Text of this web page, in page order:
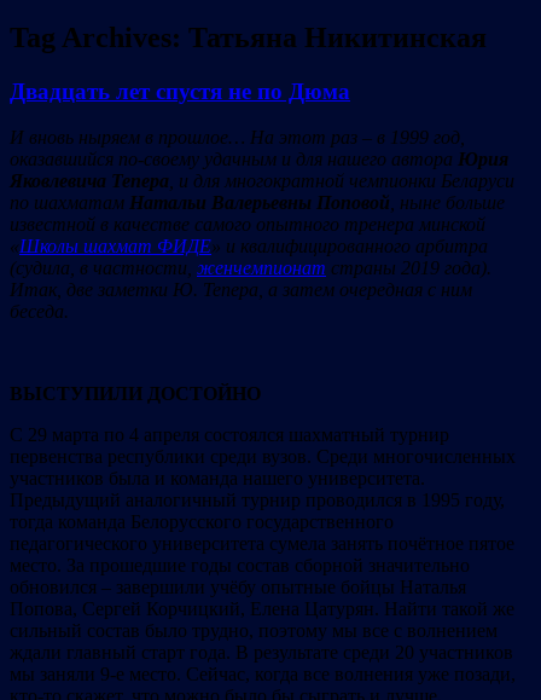
Tag Archives: Татьяна Никитинская
Двадцать лет спустя не по Дюма
И вновь ныряем в прошлое… На этот раз – в 1999 год,
оказавшийся по-своему удачным и для нашего автора Юрия
Яковлевича Тепера , и для многократной чемпионки Беларуси
по шахматам Натальи Валерьевны Поповой , ныне больше
известной в качестве самого опытного тренера минской
«Школы шахмат ФИДЕ» и квалифицированного арбитра
(судила, в частности, женчемпионат страны 2019 года).
Итак, две заметки Ю. Тепера, а затем очередная с ним
беседа.
ВЫСТУПИЛИ ДОСТОЙНО
С 29 марта по 4 апреля состоялся шахматный турнир
первенства республики среди вузов. Среди многочисленных
участников была и команда нашего университета.
Предыдущий аналогичный турнир проводился в 1995 году,
тогда команда Белорусского государственного
педагогического университета сумела занять почётное пятое
место. За прошедшие годы состав сборной значительно
обновился – завершили учёбу опытные бойцы Наталья
Попова, Сергей Корчицкий, Елена Цатурян. Найти такой же
сильный состав было трудно, поэтому мы все с волнением
ждали главный старт года. В результате среди 20 участников
мы заняли 9-е место. Сейчас, когда все волнения уже позади,